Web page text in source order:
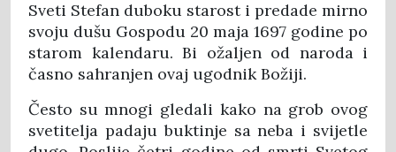
Sveti Stefan duboku starost i predade mirno
svoju dušu Gospodu 20 maja 1697 godine po
starom kalendaru. Bi ožaljen od naroda i
časno sahranjen ovaj ugodnik Božiji.
Često su mnogi gledali kako na grob ovog
svetitelja padaju buktinje sa neba i svijetle